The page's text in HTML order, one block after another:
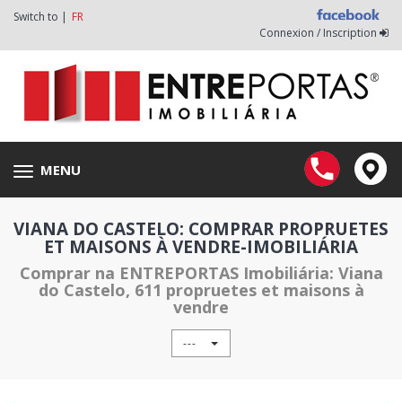
Switch to | FR
Connexion / Inscription
Toggle
navigation
MENU
VIANA DO CASTELO: COMPRAR PROPRUETES
ET MAISONS À VENDRE-IMOBILIÁRIA
Comprar na ENTREPORTAS Imobiliária: Viana
do Castelo, 611 propruetes et maisons à
vendre
---